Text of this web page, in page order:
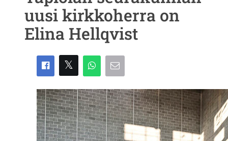
uusi kirkkoherra on
Elina Hellqvist